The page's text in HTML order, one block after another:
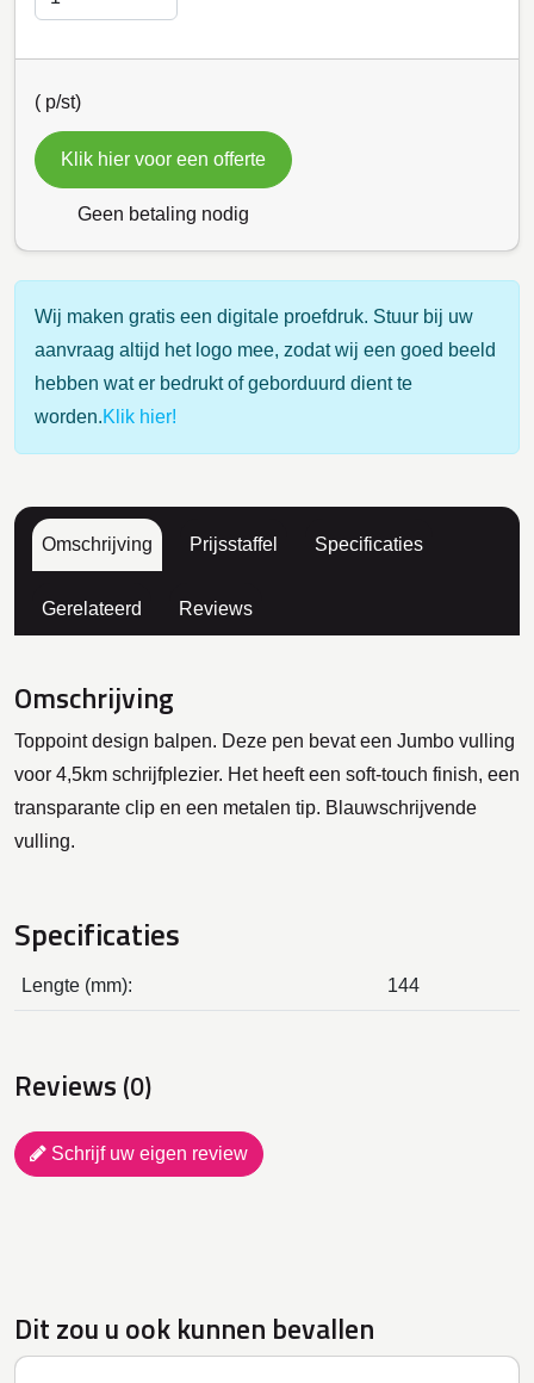
( p/st)
Klik hier voor een offerte
Geen betaling nodig
Wij maken gratis een digitale proefdruk. Stuur bij uw
aanvraag altijd het logo mee, zodat wij een goed beeld
hebben wat er bedrukt of geborduurd dient te
worden.Klik hier!
Omschrijving Prijsstaffel Specificaties
Gerelateerd Reviews
Omschrijving
Toppoint design balpen. Deze pen bevat een Jumbo vulling
voor 4,5km schrijfplezier. Het heeft een soft-touch finish, een
transparante clip en een metalen tip. Blauwschrijvende
vulling.
Specificaties
Lengte (mm): 144
Reviews (0)
Schrijf uw eigen review
Dit zou u ook kunnen bevallen